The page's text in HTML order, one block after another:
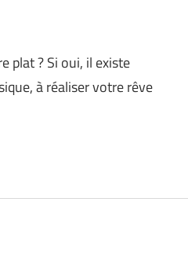
plat ? Si oui, il existe
à réaliser votre rêve